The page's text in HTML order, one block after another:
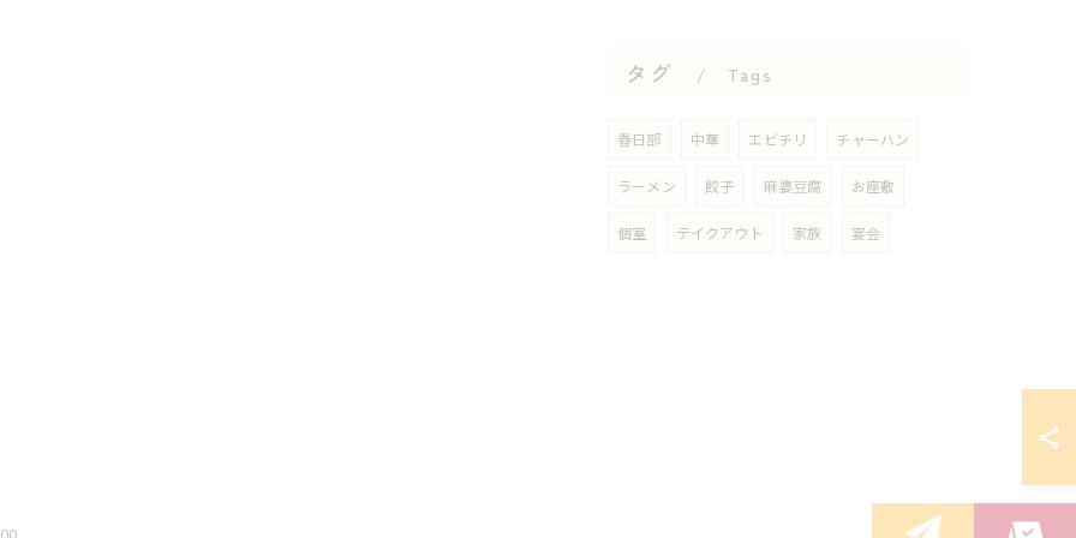
タグ Tags
春日部 中華 エビチリ チャーハン
ラーメン 餃子 麻婆豆腐 お座敷
個室 テイクアウト 家族 宴会